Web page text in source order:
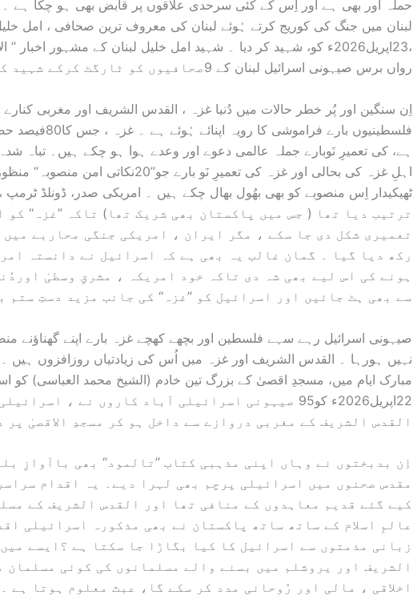
حملہ آور بھی ہے اور اِس کے کئی سرحدی علاقوں پر قابض بھی ہو چکا ہے ۔
لبنان میں جنگ کی کوریج کرتے ہُوئے لبنان کی معروف ترین صحافی ، امل خلیل
،23اپریل2026ء کو، شہید کر دیا ۔ شہید امل خلیل لبنان کے مشہور اخبار
رواں برس صیہونی اسرائیل لبنان کے 9صحافیوں کو ٹارگٹ کرکے شہید کر چکا ہے ۔
اِن سنگین اور پُر خطر حالات میں دُنیا غزہ ، القدس الشریف اور مغربی
فلسطینیوں بارے
ہے، کی تعمیرِ نَوبارے جملہ عالمی دعوے اور وعدے ہوا ہو چکے ہیں۔ تباہ
اہلِ غزہ کی بحالی اور غزہ کی تعمیرِ نَو بارے
ٹھیکیدار اِس منصوبے کو بھی بھُول بھال چکے ہیں ۔ امریکی صدر، ڈونلڈ ٹرمپ
تعمیری شکل دی جا سکے ، مگر ایران ، امریکی جنگی محاربے
رکھ دیا گیا ۔ گمان غالب یہ بھی ہے کہ اسرائیل نے دانستہ
ہونے کی اس لیے بھی شہ دی تاکہ خود امریکہ ، مشرقِ وسطیٰ
سے بھی ہٹ جائیں اور اسرائیل کو ’’غزہ‘‘ کی جانب مزید دستِ ستم
صیہونی اسرائیل رہے سہے فلسطین اور بچھے کھچے غزہ بارے اپنے گھناؤنے
مبارک ایام میں، مسجدِ اقصیٰ کے بزرگ تین خادم (الشیخ محمد العباسی) کو
22اپریل2026ء کو95 صیہونی اسرائیلی آباد کاروں نے ،
القدس الشریف کے مغربی دروازے سے داخل ہو کر مسجدِ الاقصیٰ پر
اِن بدبختوں نے وہاں اپنی مذہبی کتاب ’’تالمود‘‘ بھی باآوازِ
مقدس صحنوں میں اسرائیلی پرچم بھی لہرا دیے۔ یہ اقدام
کیے گئے قدیم معاہدوں کے منافی تھا اور القدس الشریف کے
عالمِ اسلام کے ساتھ ساتھ پاکستان نے بھی مذکورہ اسرائیلی
زبانی مذمتوں سے اسرائیل کا کیا بگاڑا جا سکتا ہے ؟ایسے
الشریف اور یروشلم میں بسنے والے مسلمانوں کی کوئی مسلمان
اخلاقی ، مالی اور رُوحانی مدد کر سکے گا، عبث معلوم ہوتا ہے